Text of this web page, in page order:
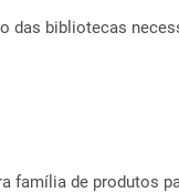
das bibliotecas
de produtos